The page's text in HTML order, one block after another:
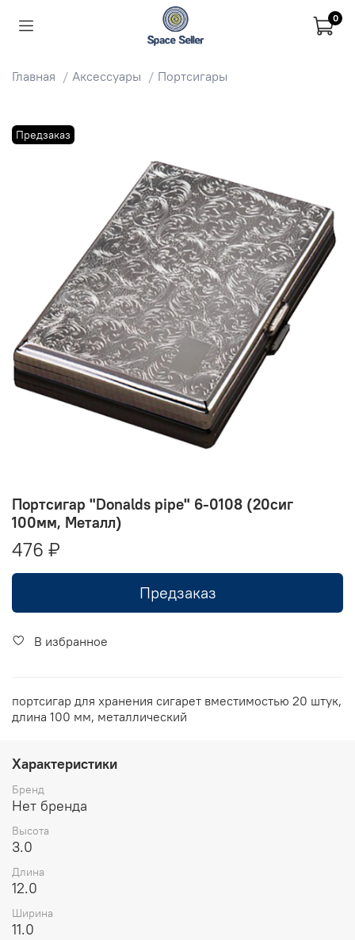
0
Главная Аксессуары Портсигары
Предзаказ
Портсигар "Donalds pipe" 6-0108 (20сиг
100мм, Металл)
476 ₽
Предзаказ
В избранное
портсигар для хранения сигарет вместимостью 20 штук,
длина 100 мм, металлический
Характеристики
Бренд
Нет бренда
Высота
3.0
Длина
12.0
Ширина
11.0